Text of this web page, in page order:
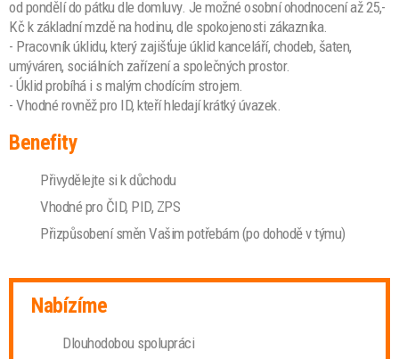
od pondělí do pátku dle domluvy. Je možné osobní ohodnocení až 25,-
Kč k základní mzdě na hodinu, dle spokojenosti zákazníka.
- Pracovník úklidu, který zajišťuje úklid kanceláří, chodeb, šaten,
umýváren, sociálních zařízení a společných prostor.
- Úklid probíhá i s malým chodícím strojem.
- Vhodné rovněž pro ID, kteří hledají krátký úvazek.
Benefity
Přivydělejte si k důchodu
Vhodné pro ČID, PID, ZPS
Přizpůsobení směn Vašim potřebám (po dohodě v týmu)
Nabízíme
Dlouhodobou spolupráci